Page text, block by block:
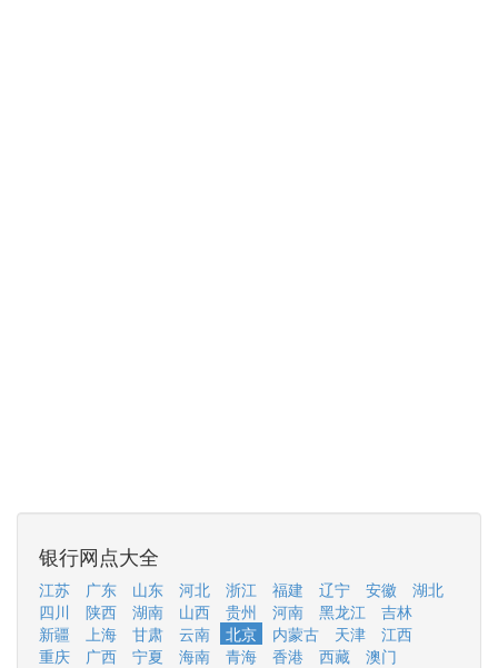
银行网点大全
江苏 广东 山东 河北 浙江 福建 辽宁 安徽
湖北
四川
陕西 湖南 山西 贵州 河南 黑龙江
吉林
新疆
上海 甘肃 云南 北京 内蒙古 天津
江西
重庆
广西 宁夏 海南 青海 香港 西藏
澳门